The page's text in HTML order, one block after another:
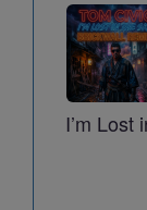
I’m Lost